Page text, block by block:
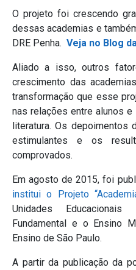
O projeto foi crescendo
dessas academias e
DRE Penha. Veja no Blog
Aliado a isso, outros
crescimento das
transformação que esse
nas relações entre alunos
literatura. Os depoimentos
estimulantes e os
comprovados.
Em agosto de 2015, foi
institui o Projeto
Unidades
Fundamental e o Ensino
Ensino de São Paulo.
A partir da publicação da